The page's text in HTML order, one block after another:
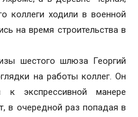
коллеги ходили в военной
на время строительства в
шестого шлюза Георгий
на работы коллег. Он
к экспрессивной манере
в очередной раз попадая в